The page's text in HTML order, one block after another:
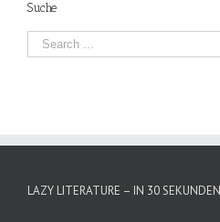
Suche
LAZY LITERATURE – IN 30 SEKUNDEN